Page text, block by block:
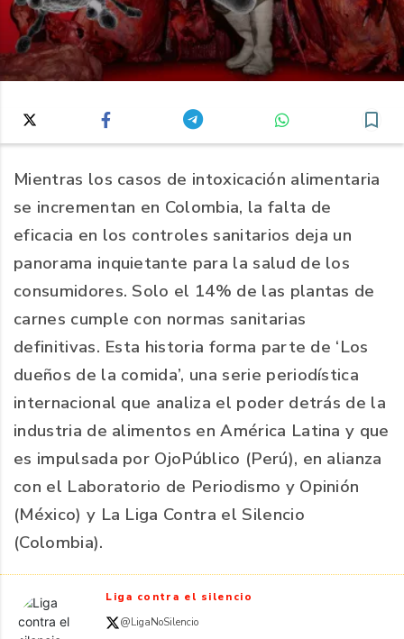
Mientras los casos de intoxicación alimentaria
se incrementan en Colombia, la falta de
eficacia en los controles sanitarios deja un
panorama inquietante para la salud de los
consumidores. Solo el 14% de las plantas de
carnes cumple con normas sanitarias
definitivas. Esta historia forma parte de ‘Los
dueños de la comida’, una serie periodística
internacional que analiza el poder detrás de la
industria de alimentos en América Latina y que
es impulsada por OjoPúblico (Perú), en alianza
con el Laboratorio de Periodismo y Opinión
(México) y La Liga Contra el Silencio
(Colombia).
Liga contra el silencio
@LigaNoSilencio